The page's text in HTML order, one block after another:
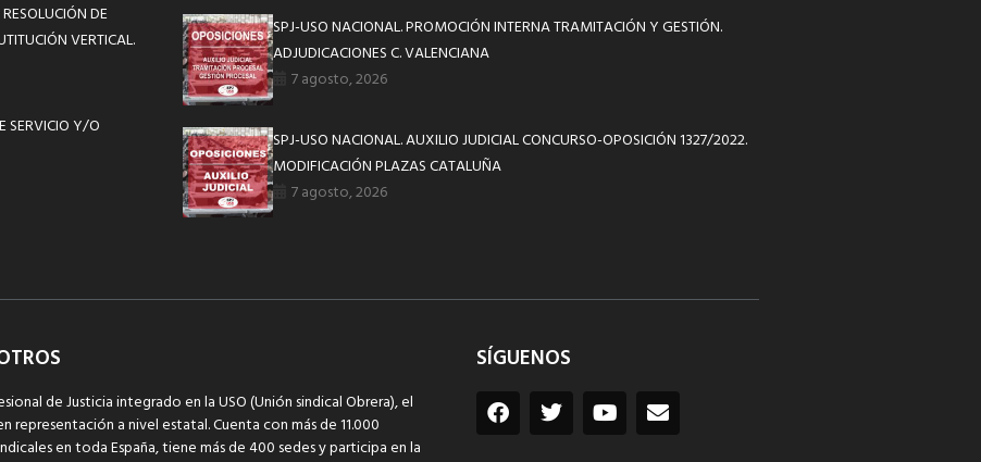
DE
VERTICAL.
SERVICIO Y/O
SPJ-USO NACIONAL. PROMOCIÓN INTERNA TRAMITACIÓN Y GESTIÓN.
ADJUDICACIONES C. VALENCIANA
7 agosto, 2026
SPJ-USO NACIONAL. AUXILIO JUDICIAL CONCURSO-OPOSICIÓN 1327/2022.
MODIFICACIÓN PLAZAS CATALUÑA
7 agosto, 2026
de Justicia integrado en la USO (Unión sindical Obrera), el
representación a nivel estatal. Cuenta con más de 11.000
en toda España, tiene más de 400 sedes y participa en la
SÍGUENOS